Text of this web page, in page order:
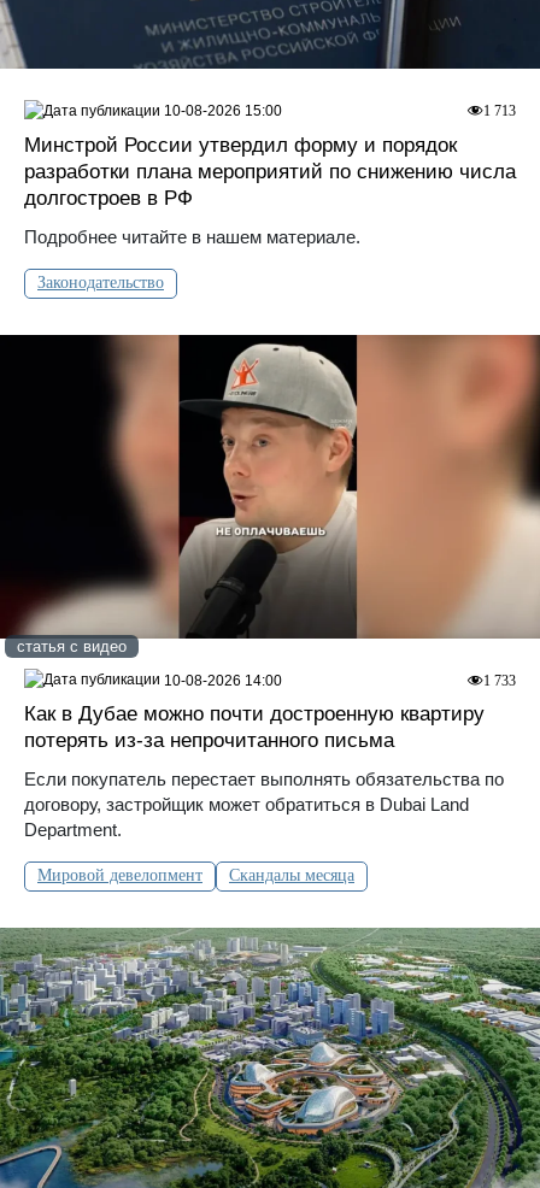
Минстрой России утвердил форму и порядок
разработки плана мероприятий по снижению числа
долгостроев в РФ
Подробнее читайте в нашем материале.
Законодательство
1 713
10-08-2026 15:00
статья с видео
Как в Дубае можно почти достроенную квартиру
потерять из-за непрочитанного письма
Если покупатель перестает выполнять обязательства по
договору, застройщик может обратиться в Dubai Land
Department.
Мировой девелопмент Скандалы месяца
1 733
10-08-2026 14:00